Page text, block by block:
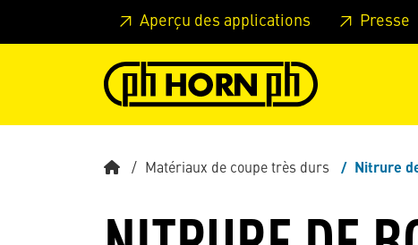
Skip to main content Passer à l'en-tête de la page
Aperçu des applications Presse
Matériaux de coupe très durs Nitrure